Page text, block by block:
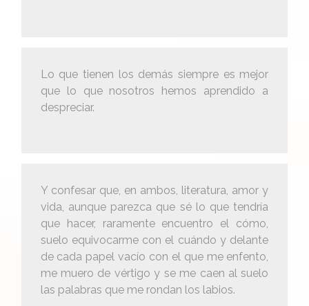
Lo que tienen los demás siempre es mejor
que lo que nosotros hemos aprendido a
despreciar.
Y confesar que, en ambos, literatura, amor y
vida, aunque parezca que sé lo que tendría
que hacer, raramente encuentro el cómo,
suelo equivocarme con el cuándo y delante
de cada papel vacío con el que me enfento,
me muero de vértigo y se me caen al suelo
las palabras que me rondan los labios.